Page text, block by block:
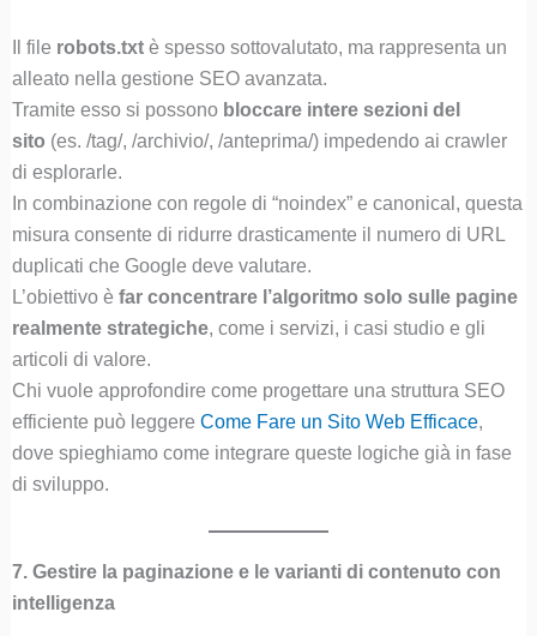
Il file robots.txtè spesso sottovalutato, ma rappresenta un
alleato nella gestione SEO avanzata.
Tramite esso si possono bloccare intere sezioni del
sito (es. /tag/, /archivio/, /anteprima/) impedendo ai crawler
di esplorarle.
In combinazione con regole di “noindex” e canonical, questa
misura consente di ridurre drasticamente il numero di URL
duplicati che Google deve valutare.
L’obiettivo è far concentrare l’algoritmo solo sulle pagine
realmente strategiche, come i servizi, i casi studio e gli
articoli di valore.
Chi vuole approfondire come progettare una struttura SEO
efficiente può leggere Come Fare un Sito Web Efficace,
dove spieghiamo come integrare queste logiche già in fase
di sviluppo.
7. Gestire la paginazione e le varianti di contenuto con
intelligenza